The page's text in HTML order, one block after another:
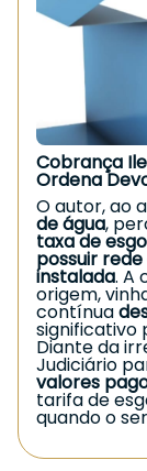
laboral, ele
Muitas
a via judicial.
Caso você
Por que
Tarifas
informado
qualquer
caracteriza
Segundo o
Direito do
devem agir
Quando o
danos
O que
cobrança
Se você
sua conta:
Cobrança
Ordena
O autor, ao
de água,
taxa de
possuir
instalada. A
origem,
contínua
significativo
Diante da
Judiciário
valores
tarifa de
quando o
A Justiça
pedido do